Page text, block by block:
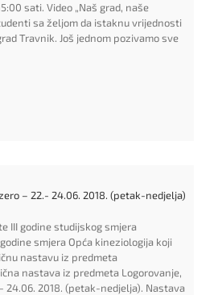
sati. Video „Naš grad, naše
sa željom da istaknu vrijednosti
Travnik. Još jednom pozivamo sve
– 22.- 24.06. 2018. (petak-nedjelja)
III godine studijskog smjera
smjera Opća kineziologija koji
nastavu iz predmeta
nastava iz predmeta Logorovanje,
24.06. 2018. (petak-nedjelja). Nastava